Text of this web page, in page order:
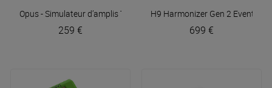
Opus - Simulateur d’amplisTwo Notes
259 €
H9 Harmonizer Gen 2 Eventide
699 €